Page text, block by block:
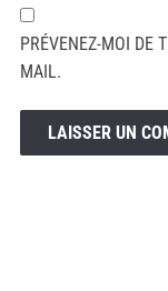
PRÉVENEZ-MOI DE
MAIL.